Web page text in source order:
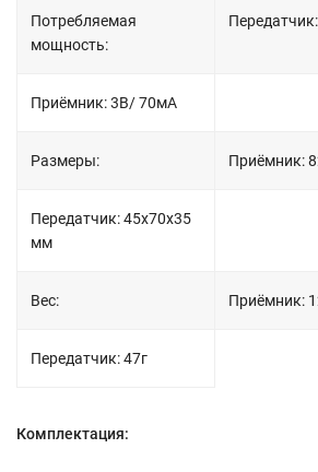
Потребляемая
мощность:
Приёмник: 3В/ 70мА
Размеры: Приёмник:
Передатчик: 45х70х35
мм
Вес: Приёмник:
Передатчик: 47г
Комплектация: